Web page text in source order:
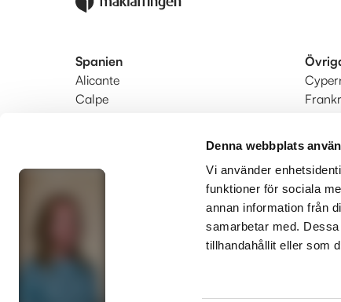
Denna webbplats
Vi använder
funktioner för sociala
annan information från
samarbetar med.
tillhandahållit eller som
Spanien
Alicante
Calpe
Nerja